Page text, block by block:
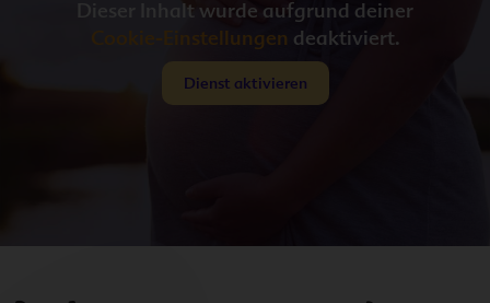
Dieser Inhalt wurde aufgrund deiner
Cookie-Einstellungen deaktiviert.
Dienst aktivieren